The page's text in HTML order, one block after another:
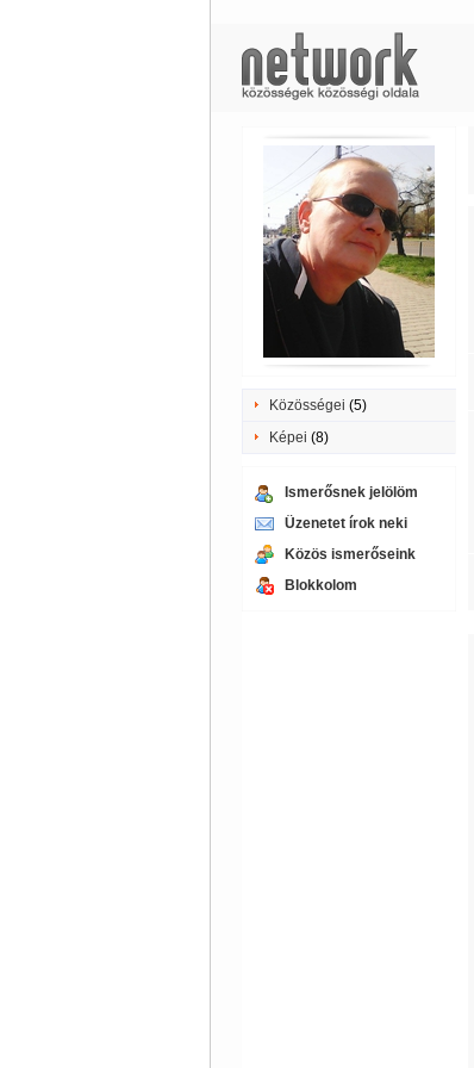
Közösségei (5)
Képei (8)
Ismerősnek jelölöm
Üzenetet írok neki
Közös ismerőseink
Blokkolom